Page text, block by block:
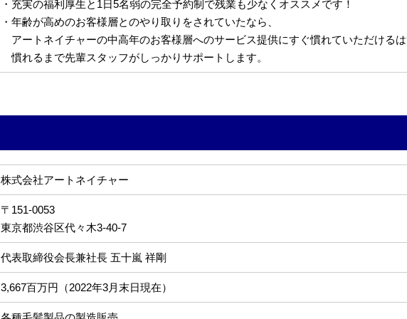
・充実の福利厚生と1日5名弱の完全予約制で残業も少なくオススメです！
・年齢が高めのお客様層とのやり取りをされていたなら、
アートネイチャーの中高年のお客様層へのサービス提供にすぐ慣れていただける
慣れるまで先輩スタッフがしっかりサポートします。
株式会社アートネイチャー
〒151-0053
東京都渋谷区代々木3-40-7
代表取締役会長兼社長 五十嵐 祥剛
3,667百万円（2022年3月末日現在）